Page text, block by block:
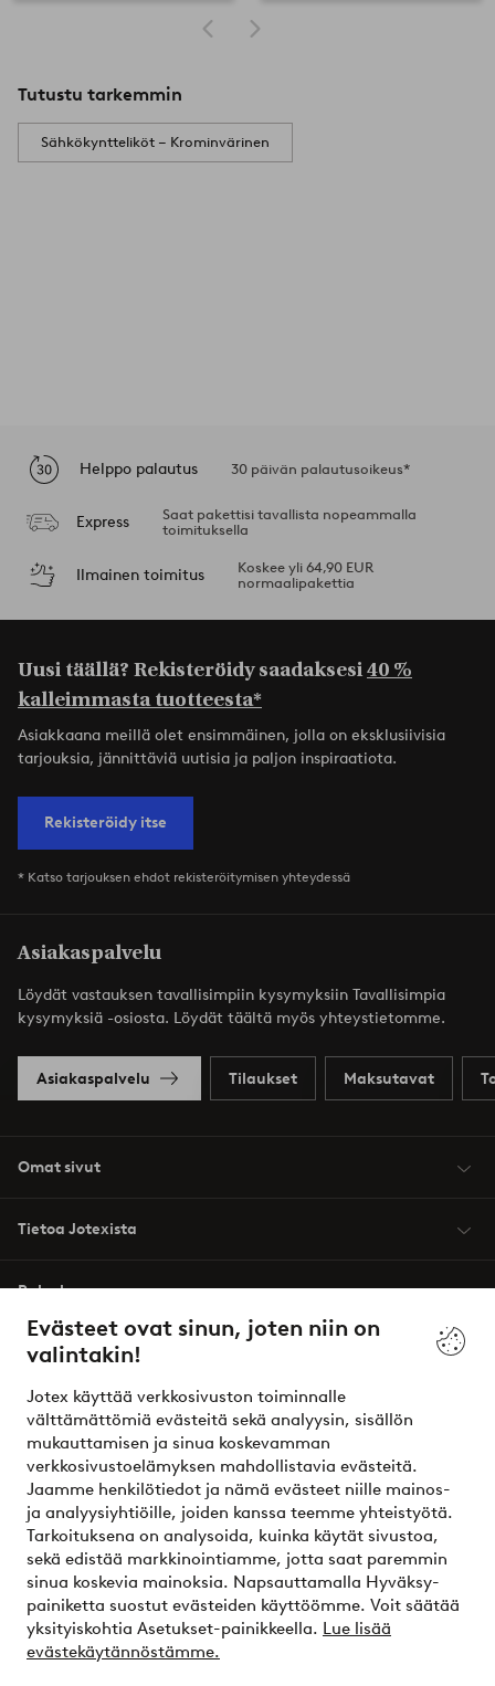
Evästeet ovat sinun, joten niin on
valintakin!
Jotex käyttää verkkosivuston toiminnalle
välttämättömiä evästeitä sekä analyysin, sisällön
mukauttamisen ja sinua koskevamman
verkkosivustoelämyksen mahdollistavia evästeitä.
Jaamme henkilötiedot ja nämä evästeet niille mainos-
ja analyysiyhtiöille, joiden kanssa teemme yhteistyötä.
Tarkoituksena on analysoida, kuinka käytät sivustoa,
sekä edistää markkinointiamme, jotta saat paremmin
sinua koskevia mainoksia. Napsauttamalla Hyväksy-
painiketta suostut evästeiden käyttöömme. Voit säätää
yksityiskohtia Asetukset-painikkeella. Lue lisää
evästekäytännöstämme.
Tutustu tarkemmin
Sähkökyntteliköt – Krominvärinen
Helppo palautus 30 päivän palautusoikeus*
Express
Saat pakettisi tavallista nopeammalla
toimituksella
Ilmainen toimitus
Koskee yli 64,90 EUR
normaalipakettia
Uusi täällä? Rekisteröidy saadaksesi40 %
kalleimmasta tuotteesta*
Asiakkaana meillä olet ensimmäinen, jolla on eksklusiivisia
tarjouksia, jännittäviä uutisia ja paljon inspiraatiota.
Rekisteröidy itse
* Katso tarjouksen ehdot rekisteröitymisen yhteydessä
Asiakaspalvelu
Löydät vastauksen tavallisimpiin kysymyksiin Tavallisimpia
kysymyksiä -osiosta. Löydät täältä myös yhteystietomme.
Asiakaspalvelu Tilaukset Maksutavat
Omat sivut
Tietoa Jotexista
Palvelumme
Ehdot
Ystävät
Turvalliset maksut – maksa nyt tai erissä
Haluatko tietää lisää maksuvaihtoehdoistamme?
elpy